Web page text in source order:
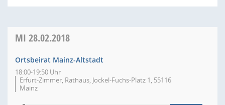
MI 28.02.2018
Ortsbeirat Mainz-Altstadt
18:00-19:50 Uhr
Erfurt-Zimmer, Rathaus, Jockel-Fuchs-Platz 1, 55116
Mainz